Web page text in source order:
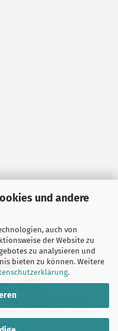
und andere
auch von
der Website zu
zu analysieren und
bieten zu können. Weitere
.
der gesetzlichen